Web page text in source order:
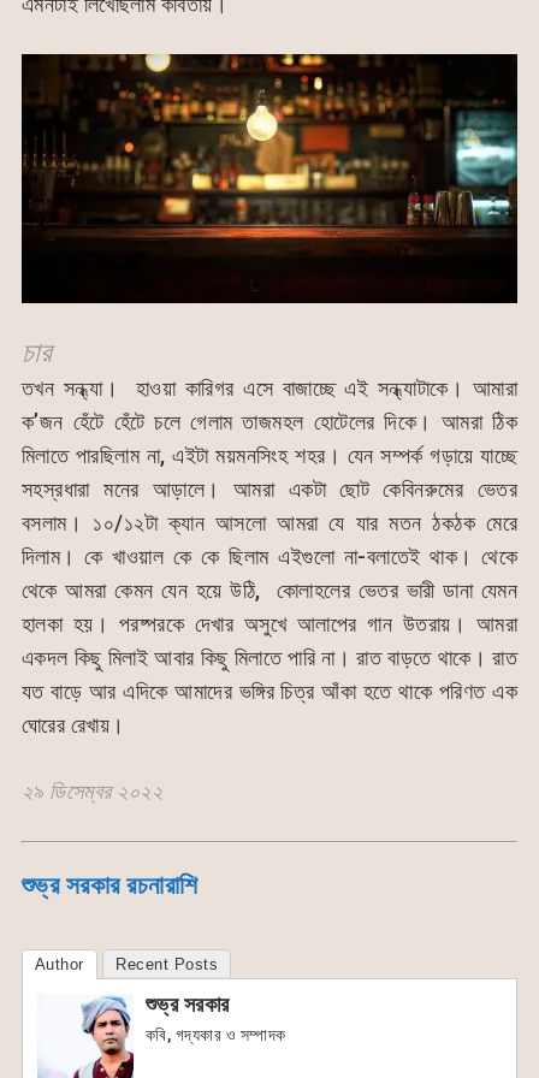
চার
তখন সন্ধ্যা। হাওয়া কারিগর এসে বাজাচ্ছে এই সন্ধ্যাটাকে। আমারা
ক’জন হেঁটে হেঁটে চলে গেলাম তাজমহল হোটেলের দিকে। আমরা ঠিক
মিলাতে পারছিলাম না, এইটা ময়মনসিংহ শহর। যেন সম্পর্ক গড়ায়ে যাচ্ছে
সহস্রধারা মনের আড়ালে। আমরা একটা ছোট কেবিনরুমের ভেতর
বসলাম। ১০/১২টা ক্যান আসলো আমরা যে যার মতন ঠকঠক মেরে
দিলাম। কে খাওয়াল কে কে ছিলাম এইগুলো না-বলাতেই থাক। থেকে
থেকে আমরা কেমন যেন হয়ে উঠি, কোলাহলের ভেতর ভারী ডানা যেমন
হালকা হয়। পরষ্পরকে দেখার অসুখে আলাপের গান উতরায়। আমরা
একদল কিছু মিলাই আবার কিছু মিলাতে পারি না। রাত বাড়তে থাকে। রাত
যত বাড়ে আর এদিকে আমাদের ভঙ্গির চিত্র আঁকা হতে থাকে পরিণত এক
ঘোরের রেখায়।
২৯ ডিসেম্বর ২০২২
শুভ্র সরকার রচনারাশি
Author Recent Posts
শুভ্র সরকার
কবি, গদ্যকার ও সম্পাদক